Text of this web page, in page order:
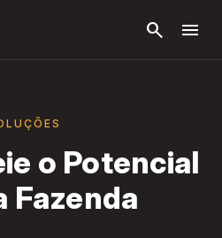
search menu
o Potencial
Fazenda